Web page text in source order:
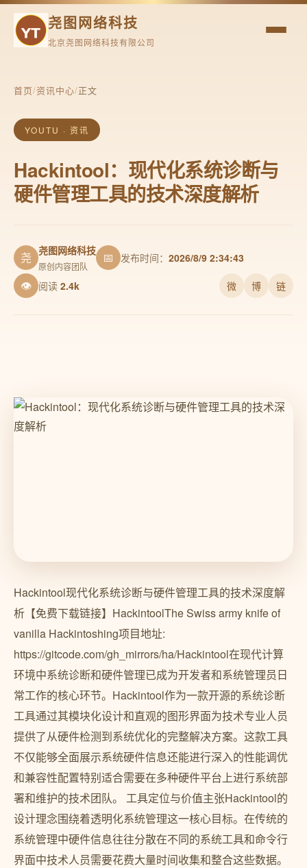
尧图网络科技
北京尧图网络科技有限公司
首页/资讯中心/正文
YOUTU · 资讯
Hackintool：现代化系统诊断与
硬件管理工具的技术深度解析
尧 尧图网络科技
原创内容团队
📅 发布时间： 2026/8/9 2:34:43
👁 阅读 2.4k 微 博 链
Hackintool现代化系统诊断与硬件管理工具的技术深度解
析【免费下载链接】HackintoolThe Swiss army knife of
vanilla Hackintoshing项目地址:
https://gitcode.com/gh_mirrors/ha/Hackintool在现代计算
环境中系统诊断和硬件管理已成为开发者和系统管理员日
常工作的核心环节。Hackintool作为一款开源的系统诊断
工具通过其模块化设计和直观的图形界面为技术专业人员
提供了从硬件检测到系统优化的完整解决方案。这款工具
不仅能够全面展示系统硬件信息还能进行深入的性能调优
和兼容性配置特别适合需要在多种硬件平台上进行系统部
署和维护的技术团队。 工具定位与价值主张Hackintool的
设计理念围绕着透明化系统管理这一核心目标。在传统的
系统管理中硬件信息往往分散在不同的系统工具和命令行
界面中技术人员需要花费大量时间收集和整合这些数据。